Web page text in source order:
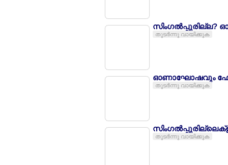
സിംഗല്‍പ്പുരില്ല?
തുടര്‍ന്നു വായിക്കുക
ഓണാഘോഷവും
തുടര്‍ന്നു വായിക്കുക
തുടര്‍ന്നു വായിക്കുക